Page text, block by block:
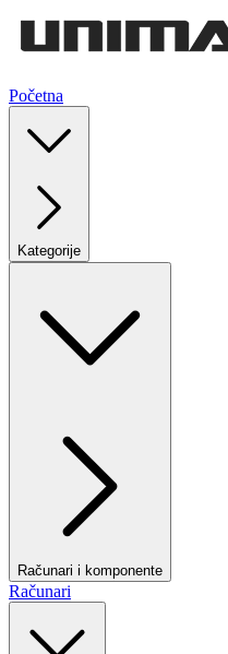
Početna
Kategorije
Računari i komponente
Računari